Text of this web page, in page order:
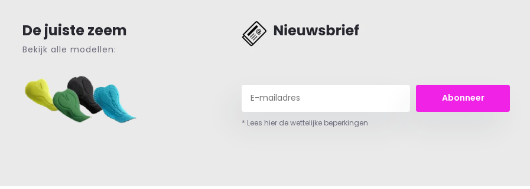
De juiste zeem
Bekijk alle modellen:
Abonneer
* Lees hier de wettelijke beperkingen